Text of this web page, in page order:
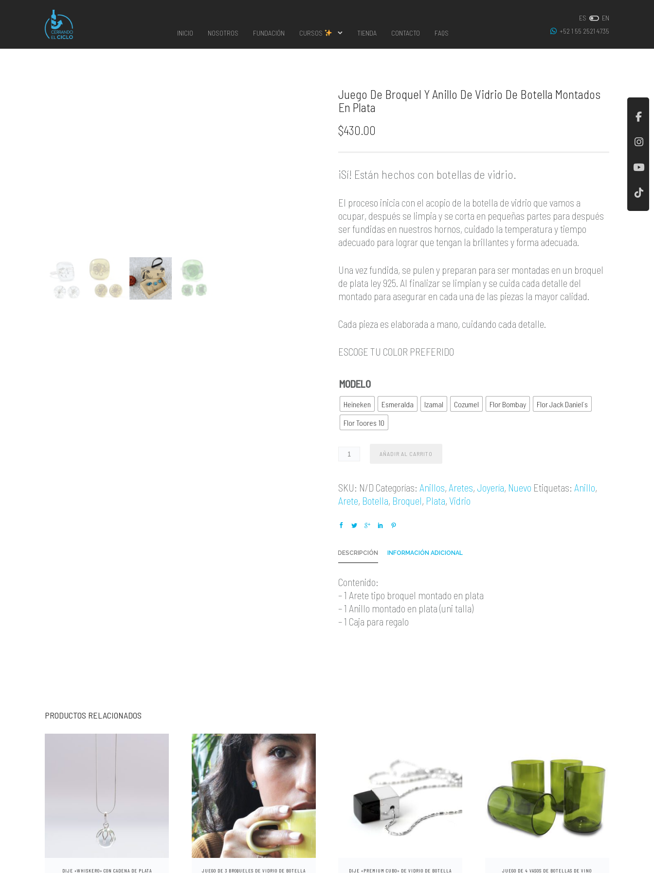
INICIO NOSOTROS FUNDACIÓN CURSOS TIENDA CONTACTO FAQS
ES
EN
+52 1 55 2521 4735
Juego De Broquel Y Anillo De Vidrio De Botella Montados
En Plata
$430.00
¡Sí! Están hechos con botellas de vidrio.
El proceso inicia con el acopio de la botella de vidrio que vamos a
ocupar, después se limpia y se corta en pequeñas partes para después
ser fundidas en nuestros hornos, cuidado la temperatura y tiempo
adecuado para lograr que tengan la brillantes y forma adecuada.
Una vez fundida, se pulen y preparan para ser montadas en un broquel
de plata ley 925. Al finalizar se limpian y se cuida cada detalle del
montado para asegurar en cada una de las piezas la mayor calidad.
Cada pieza es elaborada a mano, cuidando cada detalle.
ESCOGE TU COLOR PREFERIDO
MODELO
Heineken Esmeralda Izamal Cozumel Flor Bombay
Flor Jack Daniel´s
Flor Toores 10
AÑADIR AL CARRITO
SKU: N/D Categorías:Anillos,Aretes, Joyería, Nuevo Etiquetas:Anillo,
Arete, Botella, Broquel, Plata, Vidrio
DESCRIPCIÓN INFORMACIÓN ADICIONAL
Contenido:
– 1 Arete tipo broquel montado en plata
– 1 Anillo montado en plata (uni talla)
– 1 Caja para regalo
PRODUCTOS RELACIONADOS
DIJE «WHISKERO» CON CADENA DE PLATA
JUEGO DE 3 BROQUELES DE VIDRIO DE BOTELLA
E
s
t
DIJE «PREMIUM CUBO» DE VIDRIO DE BOTELLA
JUEGO DE 4 VASOS DE BOTELLAS DE VINO